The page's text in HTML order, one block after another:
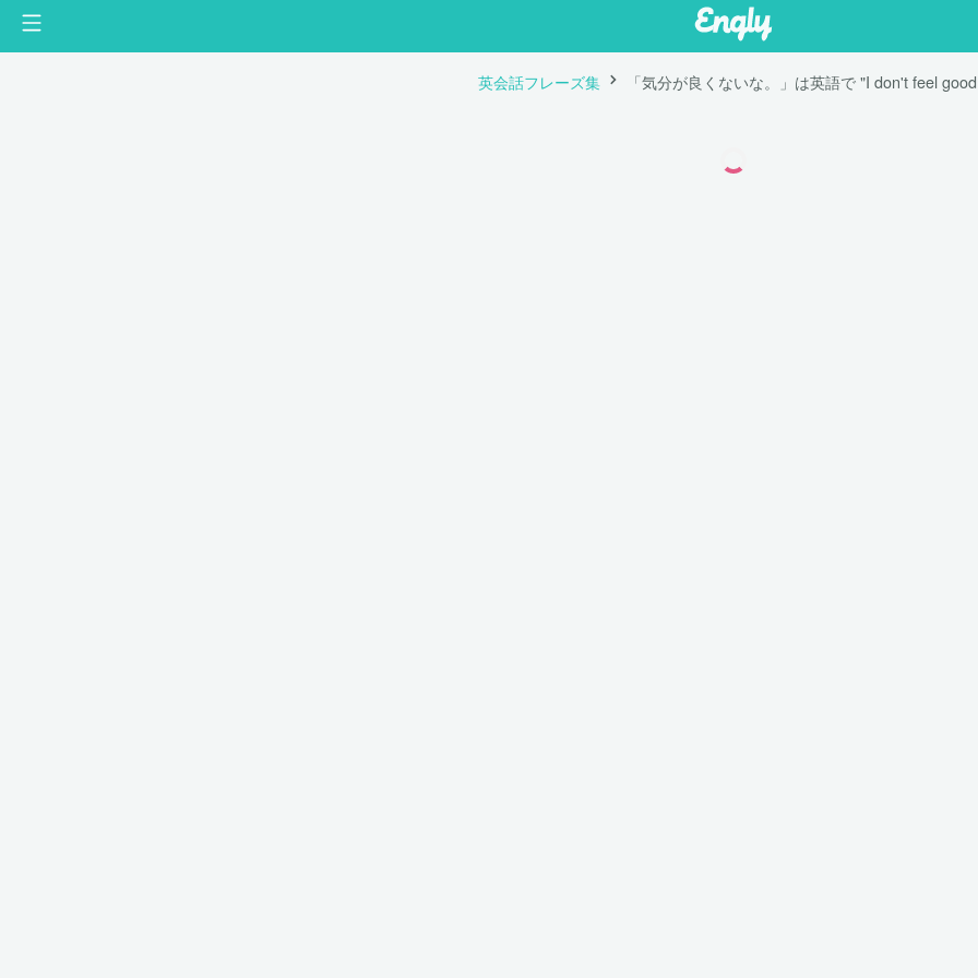
英会話フレーズ集 「気分が良くないな。」は英語で "I don't feel